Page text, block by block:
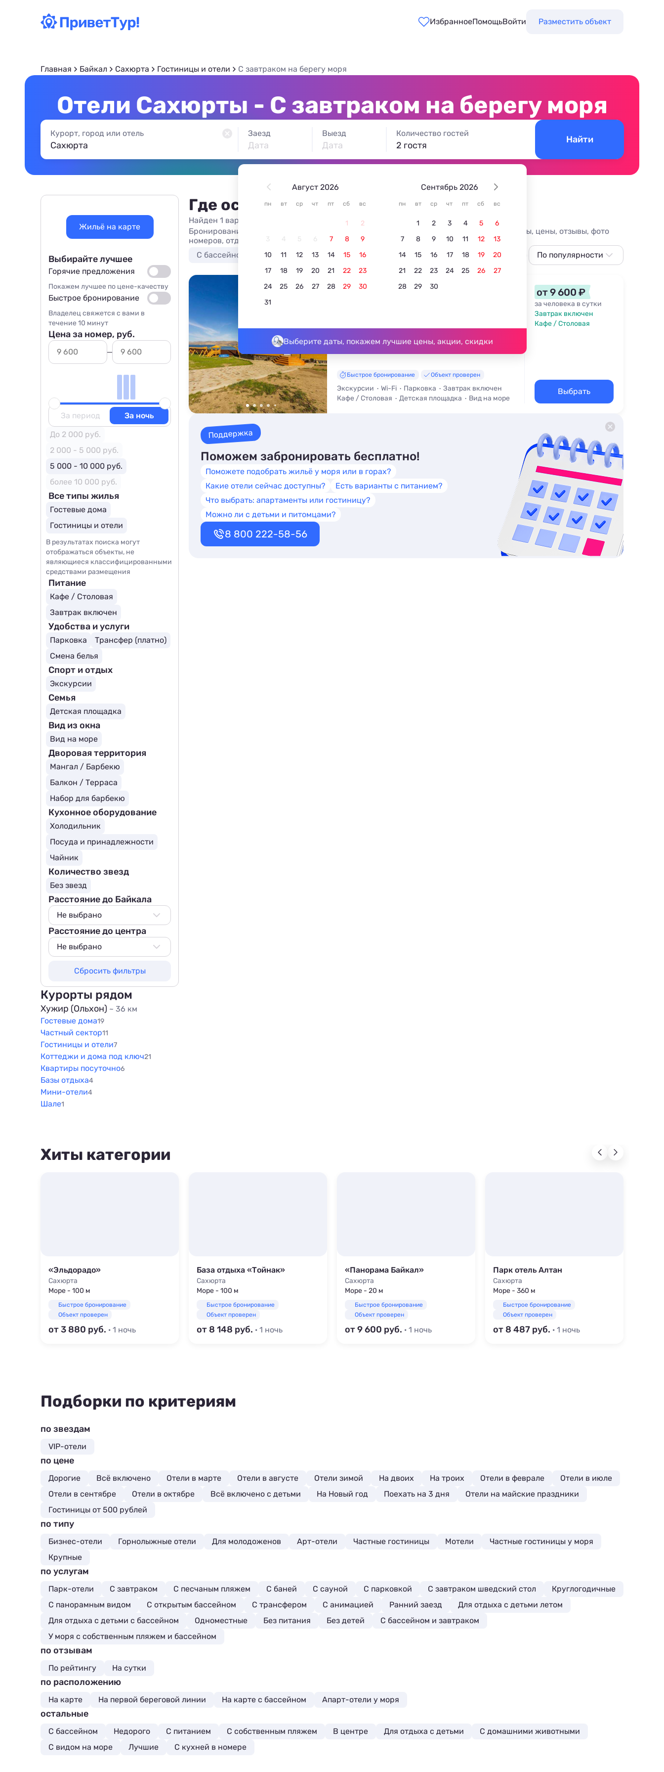
ИзбранноеПомощьВойти Разместить объект
Главная Байкал Сахюрта Гостиницы и отели С завтраком на берегу моря
Отели Сахюрты - С завтраком на берегу моря
Курорт, город или отель Заезд
Дата
Выезд
Дата
Август 2026
пн вт ср чт пт сб вс
1
2
3
4 5 6 7 8
9
10
11 12 13 14 15
16
17
18 19 20 21 22
23
24
25 26 27 28 29
30
31
Сентябрь 2026
пн вт ср чт пт сб вс
1 2 3 4 5
6
7
8 9 10 11 12
13
14
15 16 17 18 19
20
21
22 23 24 25 26
27
28
29 30
Выберите даты, покажем лучшие цены, акции, скидки
Количество гостей
2 гостя
Найти
Где остановиться в Сахюрте
Найден 1 вариант жилья из 1
Бронирование отеля в Сахюрте с завтраком на берегу моря в 2026. Гостиницы Сахюрты, цены, отзывы, фото
номеров, отдых без посредников.
С бассейном
Недорого С питанием С собственным пляжем В центре Для отдыха с детьми
По популярности
Сначала дешевле
Сначала дороже
Ближе к Байкалу
«Панорама Байкал»
До Байкала - 20 м • До центра - 370 м
Быстрое бронирование Объект проверен
Экскурсии Wi-Fi Парковка
Завтрак включен
Кафе / Столовая
Детская площадка Вид на море
от 9 600 ₽
за человека в сутки
Завтрак включен
Кафе / Столовая
Выбрать
Поддержка
Поможем забронировать бесплатно!
Поможете подобрать жильё у моря или в горах?
Какие отели сейчас доступны?
Есть варианты с питанием?
Что выбрать: апартаменты или гостиницу?
Можно ли с детьми и питомцами?
8 800 222-58-56
Жильё на карте
Выбирайте лучшее
Горячие предложения
Покажем лучшее по цене-качеству
Быстрое бронирование
Владелец свяжется с вами в
течение 10 минут
Цена за номер, руб.
За период
За ночь
До 2 000 руб.
2 000 - 5 000 руб.
5 000 - 10 000 руб.
более 10 000 руб.
Все типы жилья
Гостевые дома
Гостиницы и отели
В результатах поиска могут
отображаться объекты, не
являющиеся классифицированными
средствами размещения
Питание
Кафе / Столовая
Завтрак включен
Удобства и услуги
Парковка
Трансфер (платно)
Смена белья
Спорт и отдых
Экскурсии
Семья
Детская площадка
Вид из окна
Вид на море
Дворовая территория
Мангал / Барбекю
Балкон / Терраса
Набор для барбекю
Кухонное оборудование
Холодильник
Посуда и принадлежности
Чайник
Количество звезд
Без звезд
Расстояние до Байкала
Не выбрано
Не выбрано
50 м
200 м
500 м
800 м
1000 м
1500 м
Расстояние до центра
Не выбрано
800 м
1000 м
1500 м
Сбросить фильтры
Курорты рядом
Хужир (Ольхон) ~ 36 км
Гостевые дома19
Частный сектор11
Гостиницы и отели7
Коттеджи и дома под ключ21
Квартиры посуточно6
Базы отдыха4
Мини-отели4
Шале1
Хиты категории
«Эльдорадо»
Сахюрта
Море - 100 м
Быстрое бронирование
Объект проверен
от 3 880 · 1 ночь
База отдыха «Тойнак»
Сахюрта
Море - 100 м
Быстрое бронирование
Объект проверен
от 8 148 · 1 ночь
«Панорама Байкал»
Сахюрта
Море - 20 м
Быстрое бронирование
Объект проверен
от 9 600 · 1 ночь
Парк отель Алтан
Сахюрта
Море - 360 м
Быстрое бронирование
Объект проверен
от 8 487 · 1 ночь
Подборки по критериям
по звездам
VIP-отели
по цене
Дорогие Всё включено Отели в марте Отели в августе Отели зимой На двоих На троих Отели в феврале
Отели в июле
Отели в сентябре
Отели в октябре Всё включено с детьми На Новый год Поехать на 3 дня
Отели на майские праздники
Гостиницы от 500 рублей
по типу
Бизнес-отели Горнолыжные отели Для молодоженов Арт-отели Частные гостиницы Мотели
Частные гостиницы у моря
Крупные
по услугам
Парк-отели С завтраком С песчаным пляжем С баней С сауной С парковкой С завтраком шведский стол
Круглогодичные
С панорамным видом
С открытым бассейном С трансфером С анимацией Ранний заезд
Для отдыха с детьми летом
Для отдыха с детьми с бассейном
Одноместные Без питания Без детей
С бассейном и завтраком
У моря с собственным пляжем и бассейном
по отзывам
По рейтингу На сутки
по расположению
На карте На первой береговой линии На карте с бассейном Апарт-отели у моря
остальные
С бассейном Недорого С питанием С собственным пляжем В центре Для отдыха с детьми
С домашними животными
С видом на море
Лучшие C кухней в номере